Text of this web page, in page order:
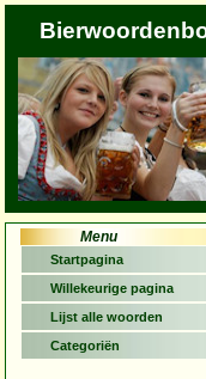
Menu
Startpagina
Willekeurige pagina
Lijst alle woorden
Categoriën